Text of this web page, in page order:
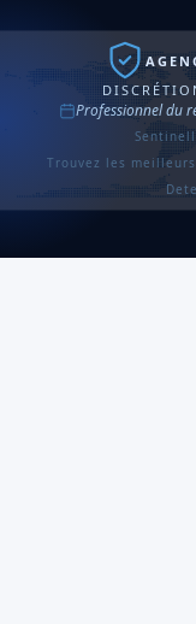
Professionnel du
Trouvez les